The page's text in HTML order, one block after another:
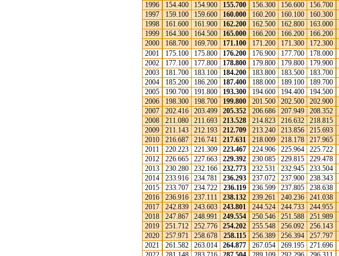
1996
154.400 154.900 155.700 156.300 156.600 156.700
1997
159.100 159.600 160.000 160.200 160.100 160.300
1998
161.600 161.900 162.200 162.500 162.800 163.000
1999
164.300 164.500 165.000 166.200 166.200 166.200
2000
168.700 169.700 171.100 171.200 171.300 172.300
2001 175.100 175.800 176.200 176.900 177.700 178.000
2002
177.100 177.800 178.800 179.800 179.800 179.900
2003
181.700 183.100 184.200 183.800 183.500 183.700
2004
185.200 186.200 187.400 188.000 189.100 189.700
2005
190.700 191.800 193.300 194.600 194.400 194.500
2006
198.300 198.700 199.800 201.500 202.500 202.900
2007
202.416 203.499 205.352 206.686 207.949 208.352
2008
211.080 211.693 213.528 214.823 216.632 218.815
2009
211.143 212.193 212.709 213.240 213.856 215.693
2010
216.687 216.741 217.631 218.009 218.178 217.965
2011
220.223 221.309 223.467 224.906 225.964 225.722
2012
226.665 227.663 229.392 230.085 229.815 229.478
2013
230.280 232.166 232.773 232.531 232.945 233.504
2014
233.916 234.781 236.293 237.072 237.900 238.343
2015
233.707 234.722 236.119 236.599 237.805 238.638
2016
236.916 237.111 238.132 239.261 240.236 241.038
2017
242.839 243.603 243.801 244.524 244.733 244.955
2018
247.867 248.991 249.554 250.546 251.588 251.989
2019
251.712 252.776 254.202 255.548 256.092 256.143
2020
257.971 258.678 258.115 256.389 256.394 257.797
2021
261.582 263.014 264.877 267.054 269.195 271.696